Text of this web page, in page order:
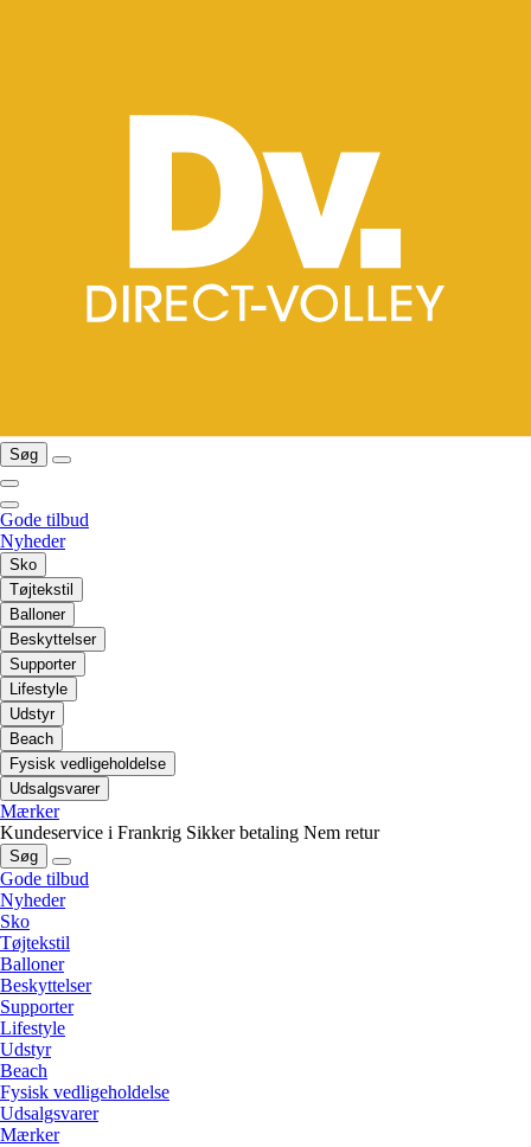
Søg
Gode tilbud
Nyheder
Sko
Tøjtekstil
Balloner
Beskyttelser
Supporter
Lifestyle
Udstyr
Beach
Fysisk vedligeholdelse
Udsalgsvarer
Mærker
Kundeservice i Frankrig Sikker betaling Nem retur
Søg
Gode tilbud
Nyheder
Sko
Tøjtekstil
Balloner
Beskyttelser
Supporter
Lifestyle
Udstyr
Beach
Fysisk vedligeholdelse
Udsalgsvarer
Mærker